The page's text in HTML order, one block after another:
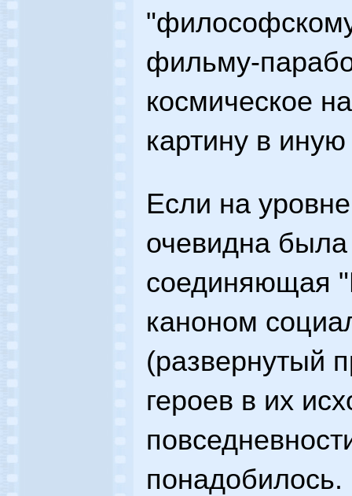
фильму-
космическое
картину в
Если на
очевидна
соединяющая
каноном
(развернутый
героев в их
понадобилось.